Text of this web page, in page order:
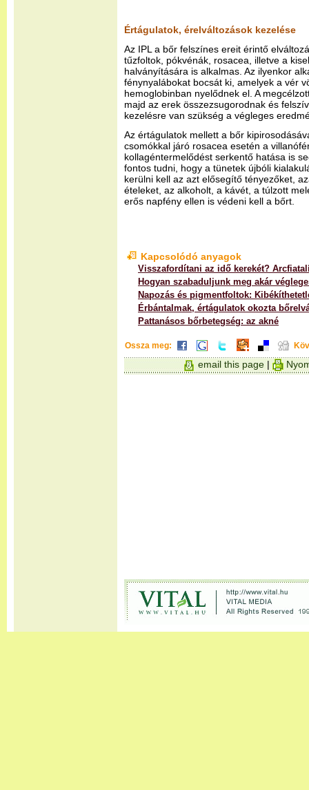
Értágulatok, érelváltozások kezelése
Az IPL a bőr felszínes ereit érintő
tűzfoltok, pókvénák, rosacea, illetve a
halványítására is alkalmas. Az ilyenkor
fénynyalábokat bocsát ki, amelyek a vér
hemoglobinban nyelődnek el. A
majd az erek összezsugorodnak és
kezelésre van szükség a végleges
Az értágulatok mellett a bőr
csomókkal járó rosacea esetén a
kollagéntermelődést serkentő hatása is
fontos tudni, hogy a tünetek újbóli
kerülni kell az azt elősegítő tényezőket,
ételeket, az alkoholt, a kávét, a túlzott
erős napfény ellen is védeni kell a bőrt.
Kapcsolódó anyagok
Visszafordítani az idő kerekét?
Hogyan szabaduljunk meg akár
Napozás és pigmentfoltok:
Érbántalmak, értágulatok okozta
Pattanásos bőrbetegség: az akné
Ossza meg:
email this page |